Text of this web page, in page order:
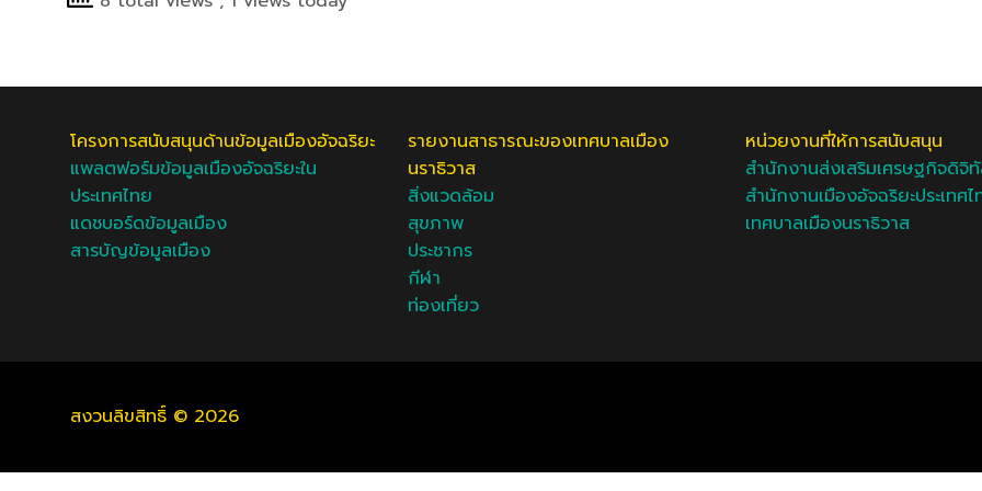
โครงการสนับสนุนด้านข้อมูลเมืองอัจฉริยะ
แพลตฟอร์มข้อมูลเมืองอัจฉริยะใน
ประเทศไทย
แดชบอร์ดข้อมูลเมือง
สารบัญข้อมูลเมือง
รายงานสาธารณะของเทศบาลเมือง
นราธิวาส
สิ่งแวดล้อม
สุขภาพ
ประชากร
กีฬา
ท่องเที่ยว
หน่วยงานที่ให้การสนับสนุน
สำนักงานส่งเสริมเศรษฐกิจดิจิ
สำนักงานเมืองอัจฉริยะประเทศไ
เทศบาลเมืองนราธิวาส
สงวนลิขสิทธิ์ © 2026